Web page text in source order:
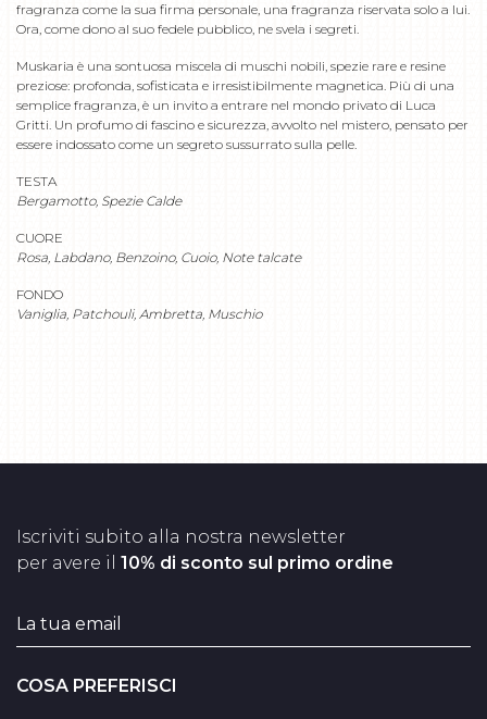
fragranza come la sua firma personale, una fragranza riservata solo a lui.
Ora, come dono al suo fedele pubblico, ne svela i segreti.
Muskaria è una sontuosa miscela di muschi nobili, spezie rare e resine
preziose: profonda, sofisticata e irresistibilmente magnetica. Più di una
semplice fragranza, è un invito a entrare nel mondo privato di Luca
Gritti. Un profumo di fascino e sicurezza, avvolto nel mistero, pensato per
essere indossato come un segreto sussurrato sulla pelle.
TESTA
Bergamotto, Spezie Calde
CUORE
Rosa, Labdano, Benzoino, Cuoio, Note talcate
FONDO
Vaniglia, Patchouli, Ambretta, Muschio
Iscriviti subito alla nostra newsletter
per avere il 10% di sconto sul primo ordine
COSA PREFERISCI